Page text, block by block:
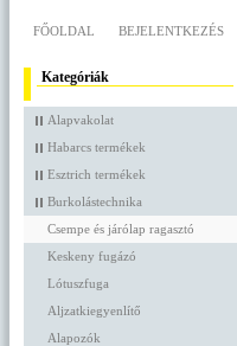
FŐOLDAL BEJELENTKEZÉS
Kategóriák
Alapvakolat
Habarcs termékek
Esztrich termékek
Burkolástechnika
Csempe és járólap ragasztó
Keskeny fugázó
Lótuszfuga
Aljzatkiegyenlítő
Alapozók